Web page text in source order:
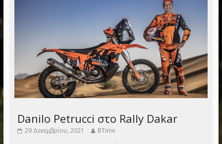
Danilo Petrucci στο Rally Dakar
29 Δεκεμβρίου, 2021 BTime